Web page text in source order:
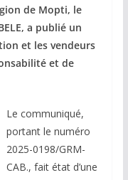
de Mopti, le
a publié un
et les vendeurs
et de
Le communiqué,
portant le numéro
2025-0198/GRM-
CAB., fait état d’une